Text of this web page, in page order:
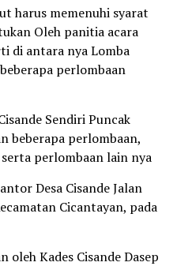
harus memenuhi syarat
Oleh panitia acara
di antara nya Lomba
perlombaan
Sendiri Puncak
beberapa perlombaan,
perlombaan lain nya
Desa Cisande Jalan
Cicantayan, pada
oleh Kades Cisande Dasep